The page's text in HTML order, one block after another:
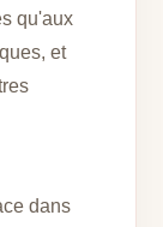
qu'aux
et
dans